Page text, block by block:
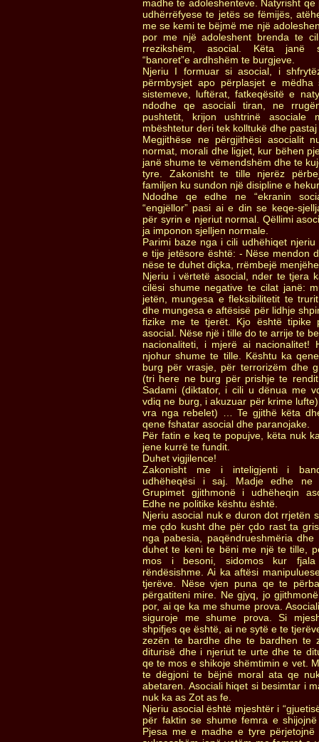
madhe te adoleshenteve. Natyrisht
udhërrëfyese te jetës se fëmijës,
me se kemi te bëjmë me një
por me një adoleshent brenda te
rrezikshëm, asocial. Këta janë
“banoret”e ardhshëm te burgjeve.
Njeriu I formuar si asocial, i
përmbysjet apo përplasjet e
sistemeve, luftërat, fatkeqësitë e
ndodhe qe asociali tiran, ne
pushtetit, krijon ushtrinë asociale
mbështetur deri tek kolltukë dhe
Megjithëse ne përgjithësi asocialit
normat, morali dhe ligjet, kur bëhen
janë shume te vëmendshëm dhe te
tyre. Zakonisht te tille njerëz
familjen ku sundon një disipline e
Ndodhe qe edhe ne “ekranin
“engjëllor” pasi ai e din se keqe-
për syrin e njeriut normal. Qëllimi
ja imponon sjelljen normale.
Parimi baze nga i cili udhëhiqet
e tije jetësore është: - Nëse mendon
nëse te duhet diçka, rrëmbejë
Njeriu i vërtetë asocial, nder te tjera
cilësi shume negative te cilat janë:
jetën, mungesa e fleksibilitetit te
dhe mungesa e aftësisë për lidhje
fizike me te tjerët. Kjo është tipike
asocial. Nëse një i tille do te arrije te
nacionaliteti, i mjerë ai nacionalitet!
njohur shume te tille. Kështu ka
burg për vrasje, për terrorizëm dhe
(tri here ne burg për prishje te
Sadami (diktator, i cili u dënua me
vdiq ne burg, i akuzuar për krime
vra nga rebelet) … Te gjithë këta
qene fshatar asocial dhe paranojake.
Për fatin e keq te popujve, këta nuk
jene kurrë te fundit.
Duhet vigjilence!
Zakonisht me i inteligjenti i
udhëheqësi i saj. Madje edhe ne
Grupimet gjithmonë i udhëheqin
Edhe ne politike kështu është.
Njeriu asocial nuk e duron dot rrjetën
me çdo kusht dhe për çdo rast ta
nga pabesia, paqëndrueshmëria
duhet te keni te bëni me një te tille,
mos i besoni, sidomos kur
rëndësishme. Ai ka aftësi
tjerëve. Nëse vjen puna qe te
përgatiteni mire. Ne gjyq, jo
por, ai qe ka me shume prova.
siguroje me shume prova. Si
shpifjes qe është, ai ne sytë e te
zezën te bardhe dhe te bardhen te
diturisë dhe i njeriut te urte dhe te
qe te mos e shikoje shëmtimin e vet.
te dëgjoni te bëjnë moral ata qe
abetaren. Asociali hiqet si besimtar i
nuk ka as Zot as fe.
Njeriu asocial është mjeshtër i
për faktin se shume femra e
Pjesa me e madhe e tyre përjetojnë